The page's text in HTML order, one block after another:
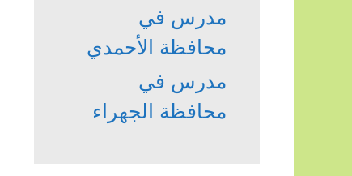
مدرس في
محافظة الأحمدي
مدرس في
محافظة الجهراء